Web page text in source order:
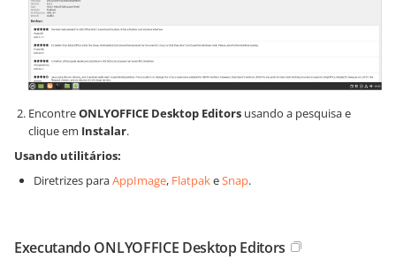
EncontreONLYOFFICE Desktop Editors usando a pesquisa e
clique em Instalar.
Usando utilitários:
Diretrizes paraAppImage, FlatpakeSnap.
Executando ONLYOFFICE Desktop Editors